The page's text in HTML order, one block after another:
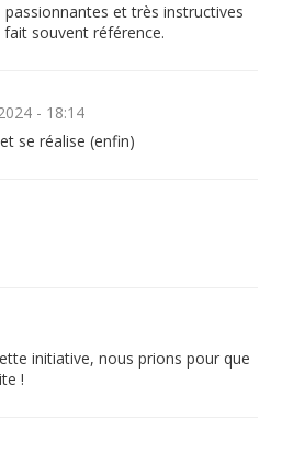
passionnantes et très instructives
fait souvent référence.
- 18:14
se réalise (enfin)
initiative, nous prions pour que
!